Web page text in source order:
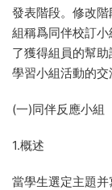
發表階段。修改
組稱爲同伴校訂
了獲得組員的幫
學習小組活動的交
(一)同伴反應小組
1.概述
當學生選定主題